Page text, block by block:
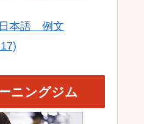
本語 例文
ニングジム